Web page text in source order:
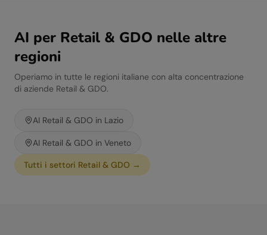
AI per Retail & GDO nelle altre
regioni
Operiamo in tutte le regioni italiane con alta concentrazione
di aziende Retail & GDO.
AI Retail & GDO in Lazio
AI Retail & GDO in Veneto
Tutti i settori Retail & GDO →